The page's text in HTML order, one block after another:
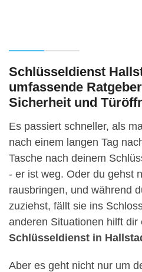
Schlüsseldienst
umfassende
Sicherheit und
Es passiert schneller, als
nach einem langen Tag
Tasche nach deinem
- er ist weg. Oder du gehst
rausbringen, und während
zuziehst, fällt sie ins
anderen Situationen hilft dir
Schlüsseldienst in
Aber es geht nicht nur um